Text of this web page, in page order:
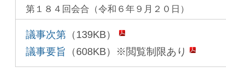
第１８４回会合（令和６年９月２０日）
議事次第 （139KB）
議事要旨 （608KB）※閲覧制限あり